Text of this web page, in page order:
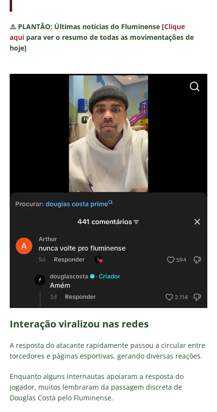
⚠️ PLANTÃO: Últimas notícias do Fluminense [Clique
aqui para ver o resumo de todas as movimentações de
hoje]
Interação viralizou nas redes
A resposta do atacante rapidamente passou a circular entre
torcedores e páginas esportivas, gerando diversas reações.
Enquanto alguns internautas apoiaram a resposta do
jogador, muitos lembraram da passagem discreta de
Douglas Costa pelo Fluminense.